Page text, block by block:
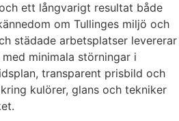
ett långvarigt resultat både
om Tullinges miljö och
städade arbetsplatser levererar
minimala störningar i
transparent prisbild och
kulörer, glans och tekniker